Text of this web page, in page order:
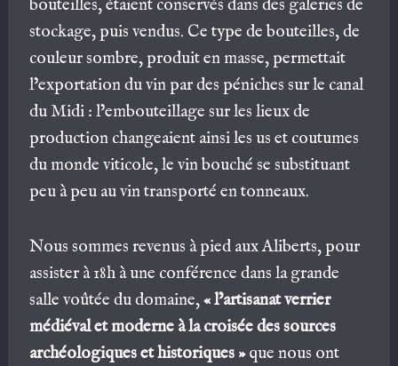
bouteilles, étaient conservés dans des galeries de
stockage, puis vendus. Ce type de bouteilles, de
couleur sombre, produit en masse, permettait
l’exportation du vin par des péniches sur le canal
du Midi : l’embouteillage sur les lieux de
production changeaient ainsi les us et coutumes
du monde viticole, le vin bouché se substituant
peu à peu au vin transporté en tonneaux.
Nous sommes revenus à pied aux Aliberts, pour
assister à 18h à une conférence dans la grande
salle voûtée du domaine,« l’artisanat verrier
médiéval et moderne à la croisée des sources
archéologiques et historiques »que nous ont